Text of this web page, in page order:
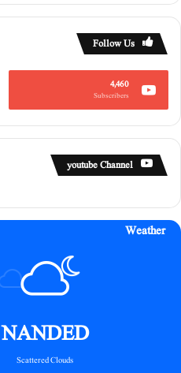
Follow Us
4,460
Subscribers
youtube Channel
Weather
NANDED
Scattered Clouds